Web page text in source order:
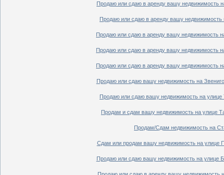
Продаю или сдаю в аренду вашу недвижимость
Продаю или сдаю в аренду вашу недвижимость
Продаю или сдаю в аренду вашу недвижимость
Продаю или сдаю в аренду вашу недвижимость
Продаю или сдаю в аренду вашу недвижимость
Продаю или сдаю вашу недвижимость на
Продаю или сдаю вашу недвижимость на улице
Продам и сдам вашу недвижимость на улице
Продам/Сдам недвижимость на
Сдам или продам вашу недвижимость на улице
Продаю или сдаю вашу недвижимость на улице